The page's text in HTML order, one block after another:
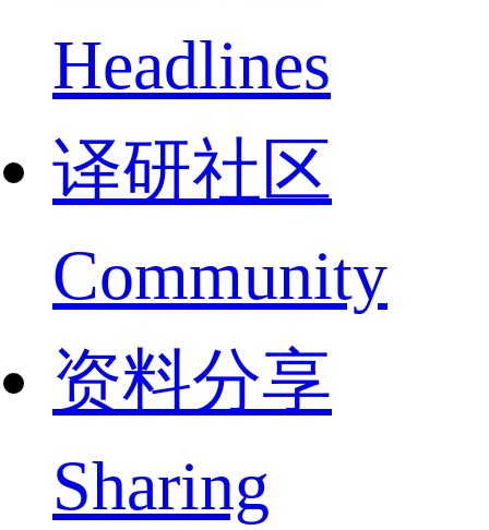
Headlines
译研社区
Community
资料分享
Sharing